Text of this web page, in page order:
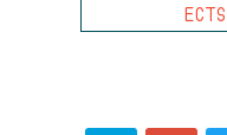
ECTS